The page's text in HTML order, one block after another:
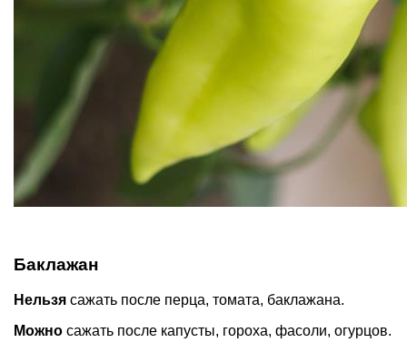
Баклажан
Нельзя сажать после перца, томата, баклажана.
Можно сажать после капусты, гороха, фасоли, огурцов.